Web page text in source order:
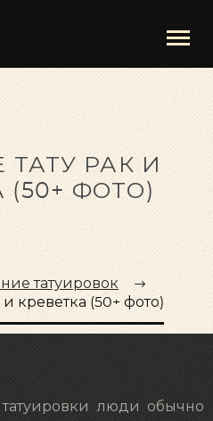
ТАТУ РАК И
(50+ ФОТО)
татуировок
креветка (50+ фото)
люди обычно